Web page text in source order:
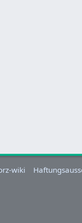
wiki